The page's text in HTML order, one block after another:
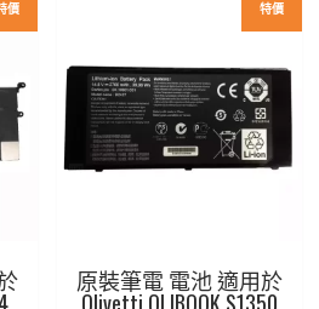
價 特價
原裝筆電 電池 適用於